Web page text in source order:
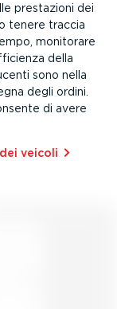
prestazioni dei
tenere traccia
monitorare
della
sono nella
degli ordini.
di avere
veicoli⁠